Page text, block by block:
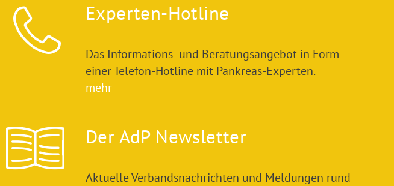
Experten-Hotline
Das Informations- und Beratungsangebot in Form
einer Telefon-Hotline mit Pankreas-Experten.
mehr
Der AdP Newsletter
Aktuelle Verbandsnachrichten und Meldungen rund